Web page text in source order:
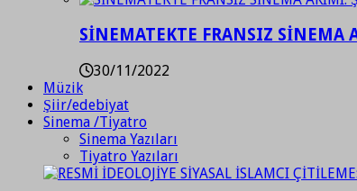
SİNEMATEKTE FRANSIZ SİNEMA
30/11/2022
Müzik
Şiir/edebiyat
Sinema /Tiyatro
Sinema Yazıları
Tiyatro Yazıları